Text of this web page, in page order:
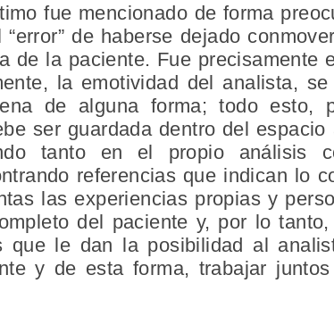
fue mencionado de forma
de haberse dejado
de la paciente. Fue precisamente
la emotividad del analista,
de alguna forma; todo esto,
ser guardada dentro del
tanto en el propio análisis
referencias que indican lo
las experiencias propias y
del paciente y, por lo
que le dan la posibilidad al
y de esta forma, trabajar